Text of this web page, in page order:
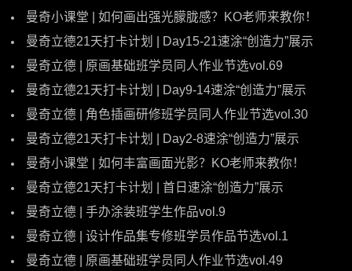
曼奇小课堂 | 如何画出强光朦胧感？KO老师来教你！
曼奇立德21天打卡计划 | Day15-21速涂“创造力”展示
曼奇立德 | 原画基础班学员同人作业节选vol.69
曼奇立德21天打卡计划 | Day9-14速涂“创造力”展示
曼奇立德 | 角色插画研修班学员同人作业节选vol.30
曼奇立德21天打卡计划 | Day2-8速涂“创造力”展示
曼奇小课堂 | 如何丰富画面光影？KO老师来教你！
曼奇立德21天打卡计划 | 首日速涂“创造力”展示
曼奇立德 | 手办涂装班学生作品vol.9
曼奇立德 | 设计作品集专修班学员作品节选vol.1
曼奇立德 | 原画基础班学员同人作业节选vol.49